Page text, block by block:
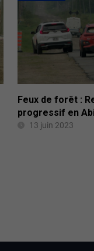
Feux de forêt :
progressif en
13 juin 2023